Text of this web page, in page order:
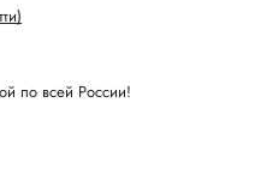
по всей России!